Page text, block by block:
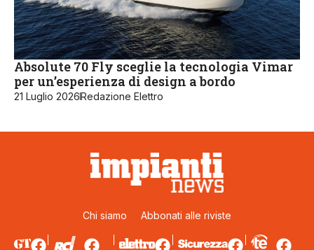
Absolute 70 Fly sceglie la tecnologia Vimar
per un’esperienza di design a bordo
21 Luglio 2026Redazione Elettro
Chi siamo Abbonati alle riviste